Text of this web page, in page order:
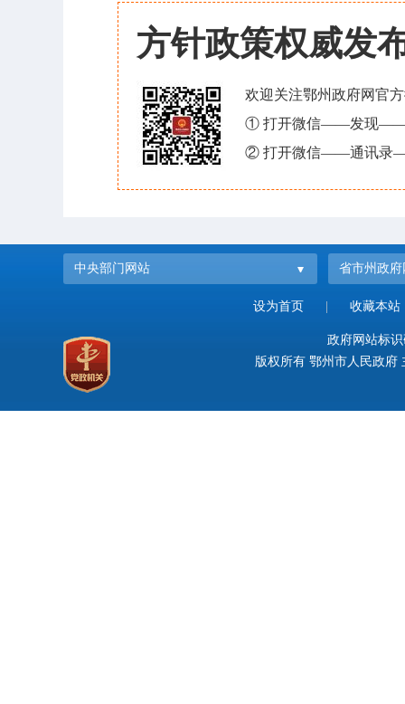
方针政策权威发
欢迎关注鄂州政府网官
① 打开微信——发现——
② 打开微信——通讯录
中央部门网站 省市州政府
设为首页 收藏本站
政府网站标
版权所有 鄂州市人民政府